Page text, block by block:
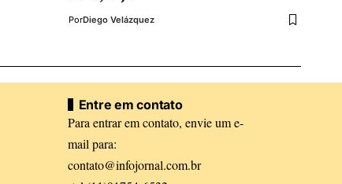
PorDiego Velázquez
Entre em contato
Para entrar em contato, envie um e-
mail para:
contato@infojornal.com.br